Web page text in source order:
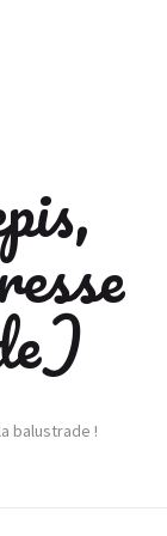
balustrade !